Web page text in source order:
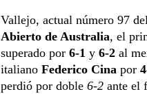
Vallejo, actual número 97 del
Abierto de Australia, el
superado por 6-1 y 6-2 al
italiano Federico Cina por
perdió por doble 6-2 ante el